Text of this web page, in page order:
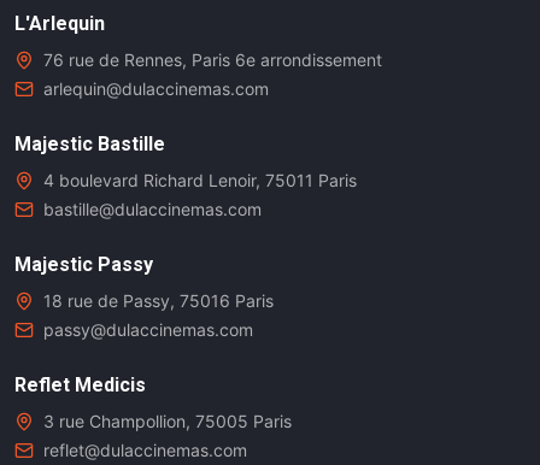
L'Arlequin
76 rue de Rennes, Paris 6e arrondissement
arlequin@dulaccinemas.com
Majestic Bastille
4 boulevard Richard Lenoir, 75011 Paris
bastille@dulaccinemas.com
Majestic Passy
18 rue de Passy, 75016 Paris
passy@dulaccinemas.com
Reflet Medicis
3 rue Champollion, 75005 Paris
reflet@dulaccinemas.com